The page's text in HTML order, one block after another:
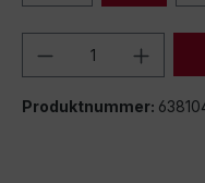
Produkt
Produktnummer: